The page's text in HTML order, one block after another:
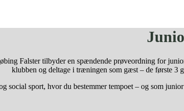
Falster tilbyder en spændende prøveordning for
klubben og deltage i træningen som gæst – de første 3
social sport, hvor du bestemmer tempoet – og som